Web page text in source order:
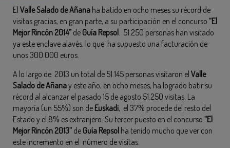
El Valle Salado de Añana ha batido en ocho meses su récord de
visitas gracias, en gran parte, a su participación en el concurso “El
Mejor Rincón 2014” de Guía Repsol . 51.250 personas han visitado
ya este enclave alavés, lo que ha supuesto una facturación de
unos 300.000 euros.
A lo largo de 2013 un total de 51.145 personas visitaron el Valle
Salado de Añanay este año, en ocho meses, ha logrado batir su
récord al alcanzar el pasado 15 de agosto 51.250 visitas. La
mayoría (un 55%) son de Euskadi, el 37% procede del resto del
Estado y el 8% es extranjero. Su tercer puesto en el concurso “El
Mejor Rincón 2013” de Guía Repsol ha tenido mucho que ver con
este incremento en el número de visitas.